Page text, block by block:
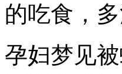
的吃食，
孕妇梦见